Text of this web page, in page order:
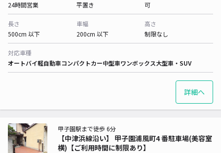
24時間営業
平置き
可
長さ
500cm 以下
車幅
200cm 以下
高さ
制限なし
対応車種
オートバイ軽自動車コンパクトカー中型車ワンボックス大型車・SUV
詳細へ
【中津浜線沿い】 甲子園浦風町4 番駐車場(美容室
横)【ご利用時間に制限あり】
甲子園駅まで徒歩 6分